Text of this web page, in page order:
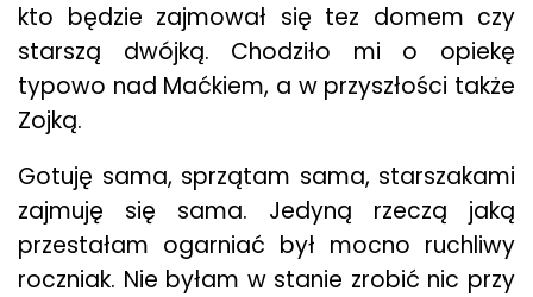
kto będzie zajmował się tez domem czy
starszą dwójką. Chodziło mi o opiekę
typowo nad Maćkiem, a w przyszłości także
Zojką.
Gotuję sama, sprzątam sama, starszakami
zajmuję się sama. Jedyną rzeczą jaką
przestałam ogarniać był mocno ruchliwy
roczniak. Nie byłam w stanie zrobić nic przy